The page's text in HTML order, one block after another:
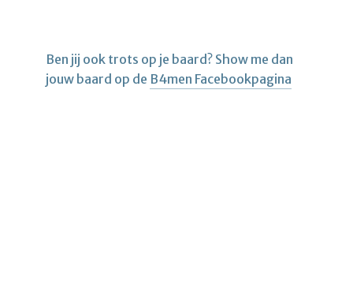
Ben jij ook trots op je baard? Show me dan
jouw baard op de B4men Facebookpagina